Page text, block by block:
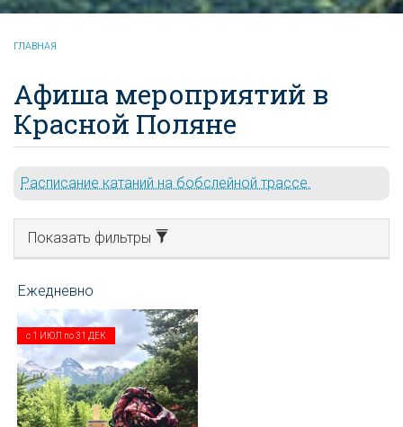
ГЛАВНАЯ
Афиша мероприятий в
Красной Поляне
Расписание катаний на бобслейной трассе.
Показать фильтры
с 1 ИЮЛ по31 ДЕК